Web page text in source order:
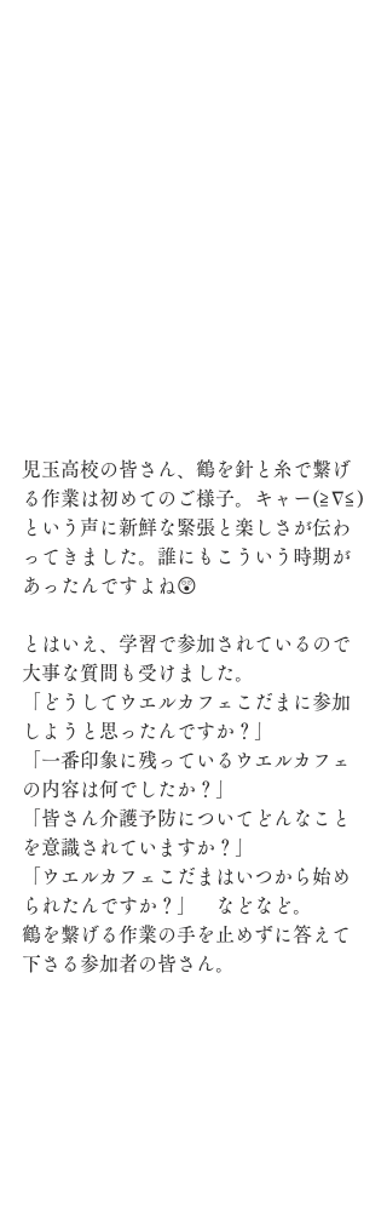
児玉高校の皆さん、鶴を針と糸で繋げ
る作業は初めてのご様子。キャー(≧∇≦)
という声に新鮮な緊張と楽しさが伝わ
ってきました。誰にもこういう時期が
あったんですよね😲
とはいえ、学習で参加されているので
大事な質問も受けました。
「どうしてウエルカフェこだまに参加
しようと思ったんですか？」
「一番印象に残っているウエルカフェ
の内容は何でしたか？」
「皆さん介護予防についてどんなこと
を意識されていますか？」
「ウエルカフェこだまはいつから始め
られたんですか？」　などなど。
鶴を繋げる作業の手を止めずに答えて
下さる参加者の皆さん。